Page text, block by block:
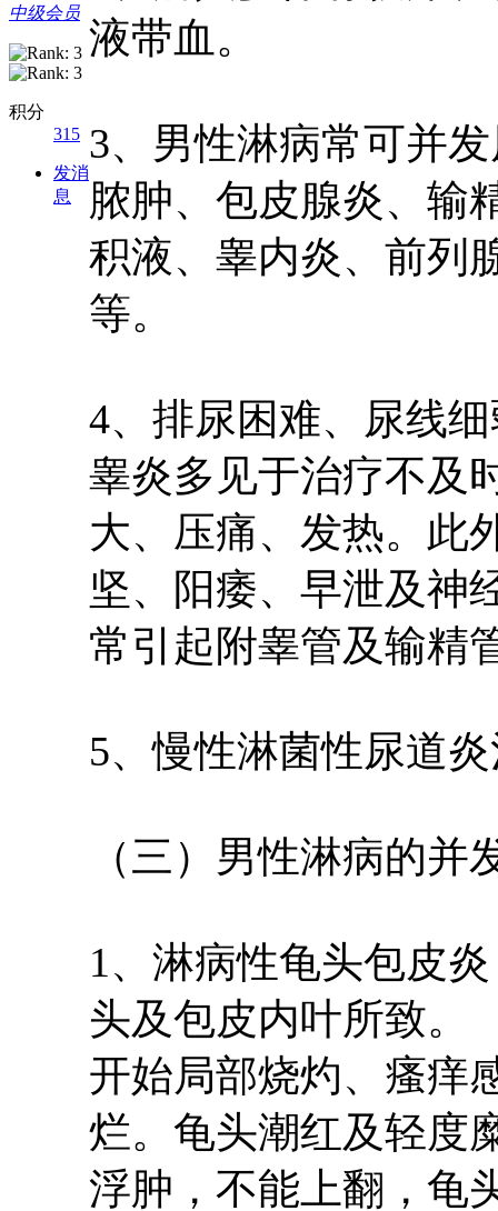
中级会员
积分
315
发消
息
液带血。
3、男性淋病常可并
脓肿、包皮腺炎、输
积液、睾内炎、前列
等。
4、排尿困难、尿线
睾炎多见于治疗不及
大、压痛、发热。此
坚、阳痿、早泄及神
常引起附睾管及输精
5、慢性淋菌性尿道
（三）男性淋病的并
1、淋病性龟头包皮
头及包皮内叶所致。
开始局部烧灼、瘙痒
烂。龟头潮红及轻度
浮肿，不能上翻，龟